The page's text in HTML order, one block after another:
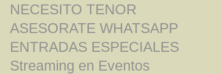
NECESITO TENOR
ASESORATE WHATSAPP
ENTRADAS ESPECIALES
Streaming en Eventos